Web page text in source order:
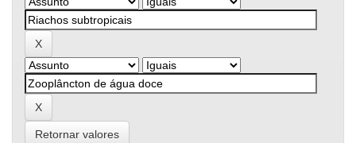
Retornar valores